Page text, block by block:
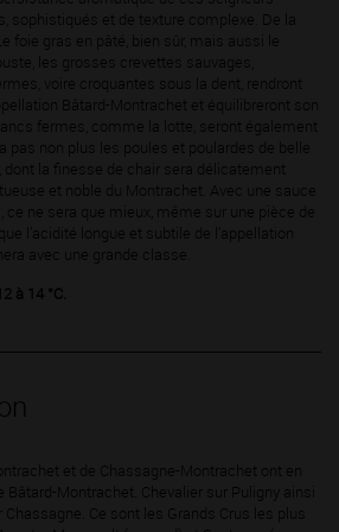
sophistiqués et de texture complexe. De la
foie gras en pâté, bien sûr, mais aussi le
les grosses crevettes sauvages,
voire croquantes sous la dent, rendront
Bâtard-Montrachet et équilibreront son
fermes, comme la lotte, seront également
pas non plus les poules et poulardes de belle
dont la finesse de chair sera délicatement
et noble du Montrachet. Avec une sauce
ce ne sera que mieux, même sur une pièce de
l’acidité longue et subtile de l'appellation
avec une grande classe.
à 14 °C.
et de Chassagne-Montrachet ont en
Montrachet. Chevalier sur Puligny ainsi
Chassagne. Ce sont les Grands Crus les plus